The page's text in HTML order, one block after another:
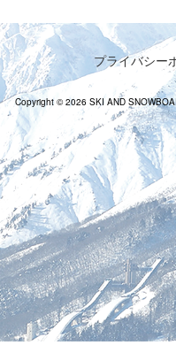
プライバシー
Copyright © 2026 SKI AND